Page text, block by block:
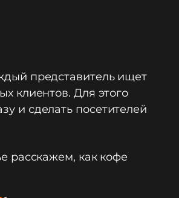
представитель ищет
клиентов. Для этого
и сделать посетителей
расскажем, как кофе